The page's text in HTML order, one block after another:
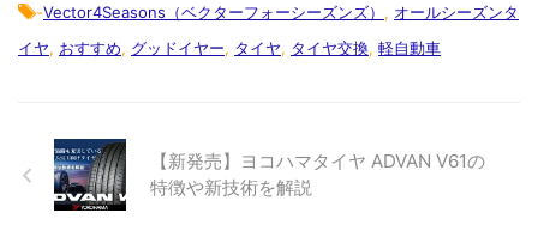
-Vector4Seasons（ベクターフォーシーズンズ） , オールシーズンタ
イヤ, おすすめ, グッドイヤー, タイヤ, タイヤ交換, 軽自動車
【新発売】ヨコハマタイヤ ADVAN V61の
特徴や新技術を解説